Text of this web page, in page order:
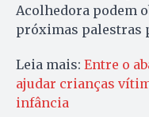
Acolhedora podem
próximas palestras
Leia mais: Entre o
ajudar crianças
infância